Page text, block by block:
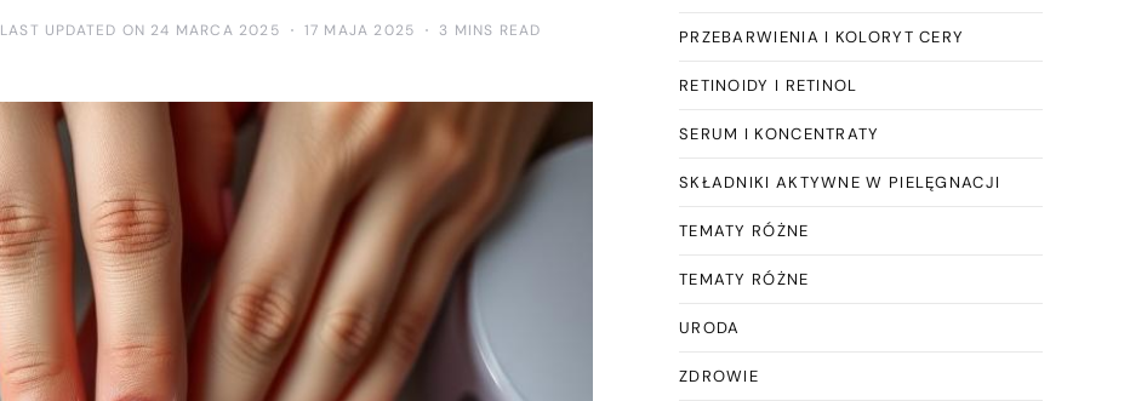
LAST UPDATED ON 24 MARCA 2025 17 MAJA 2025 3 MINS READ PRZEBARWIENIA I KOLORYT CERY
RETINOIDY I RETINOL
SERUM I KONCENTRATY
SKŁADNIKI AKTYWNE W PIELĘGNACJI
TEMATY RÓŻNE
TEMATY RÓŻNE
URODA
ZDROWIE